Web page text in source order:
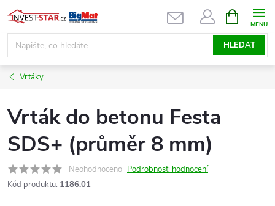
Přejít
na
obsah
HLEDAT
NÁKUPNÍ
KOŠÍK
Vrtáky
Vrták do betonu Festa
SDS+ (průměr 8 mm)
Neohodnoceno Podrobnosti hodnocení
Kód produktu: 1186.01